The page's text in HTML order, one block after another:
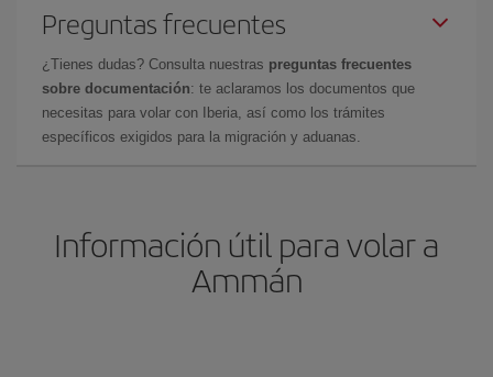
Preguntas frecuentes
¿Tienes dudas? Consulta nuestras preguntas frecuentes
sobre documentación: te aclaramos los documentos que
necesitas para volar con Iberia, así como los trámites
específicos exigidos para la migración y aduanas.
Información útil para volar a
Ammán